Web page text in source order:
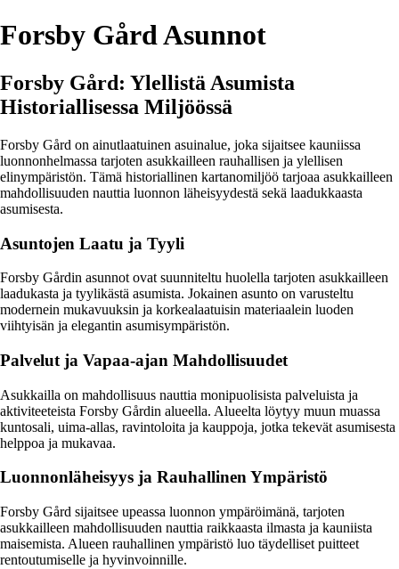
Forsby Gård Asunnot
Forsby Gård: Ylellistä Asumista
Historiallisessa Miljöössä
Forsby Gård on ainutlaatuinen asuinalue, joka sijaitsee kauniissa
luonnonhelmassa tarjoten asukkailleen rauhallisen ja ylellisen
elinympäristön. Tämä historiallinen kartanomiljöö tarjoaa asukkailleen
mahdollisuuden nauttia luonnon läheisyydestä sekä laadukkaasta
asumisesta.
Asuntojen Laatu ja Tyyli
Forsby Gårdin asunnot ovat suunniteltu huolella tarjoten asukkailleen
laadukasta ja tyylikästä asumista. Jokainen asunto on varusteltu
modernein mukavuuksin ja korkealaatuisin materiaalein luoden
viihtyisän ja elegantin asumisympäristön.
Palvelut ja Vapaa-ajan Mahdollisuudet
Asukkailla on mahdollisuus nauttia monipuolisista palveluista ja
aktiviteeteista Forsby Gårdin alueella. Alueelta löytyy muun muassa
kuntosali, uima-allas, ravintoloita ja kauppoja, jotka tekevät asumisesta
helppoa ja mukavaa.
Luonnonläheisyys ja Rauhallinen Ympäristö
Forsby Gård sijaitsee upeassa luonnon ympäröimänä, tarjoten
asukkailleen mahdollisuuden nauttia raikkaasta ilmasta ja kauniista
maisemista. Alueen rauhallinen ympäristö luo täydelliset puitteet
rentoutumiselle ja hyvinvoinnille.